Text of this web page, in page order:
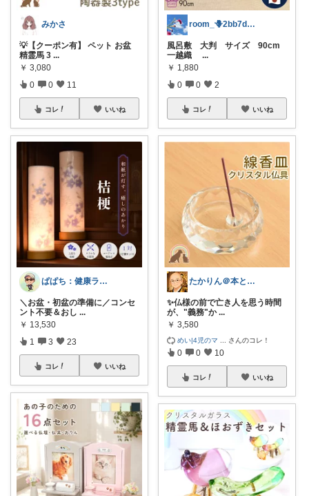
みかさ
💡【クーポン有】 ペット お盆
精霊馬 3 ...
￥ 3,080
0 0 11
コレ いいね
ぱぱち：健康ランニングのアイテムを紹介
＼お盆・初盆の準備に／コンセ
ント不要＆おし ...
￥ 13,530
1 3 23
コレ いいね
room_🪻2bb7d8bc05
風呂敷 大判 サイズ 90cm
一越織
...
￥ 1,880
0 0 2
コレ いいね
たかりん＠本と灯りと仏様のある暮らし
✨仏様の前で亡き人を思う時間
が、"義務"か ...
￥ 3,580
めい|4児のマ さんのコレ！
0 0 10
コレ いいね